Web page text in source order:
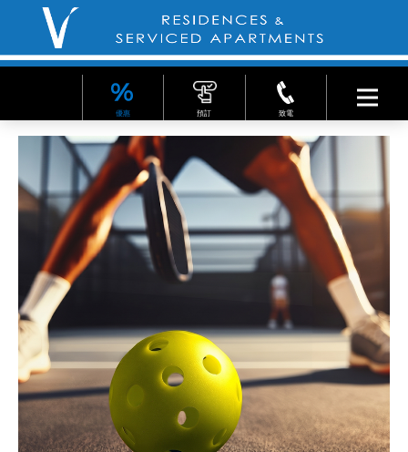
優惠 預訂 致電